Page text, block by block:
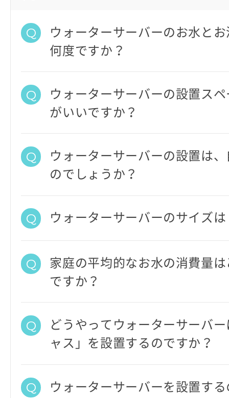
ウォーターサーバーのお水と
何度ですか？
ウォーターサーバーの設置ス
がいいですか？
ウォーターサーバーの設置は
のでしょうか？
ウォーターサーバーのサイズは
家庭の平均的なお水の消費量
ですか？
どうやってウォーターサーバ
ャス」を設置するのですか？
ウォーターサーバーを設置す